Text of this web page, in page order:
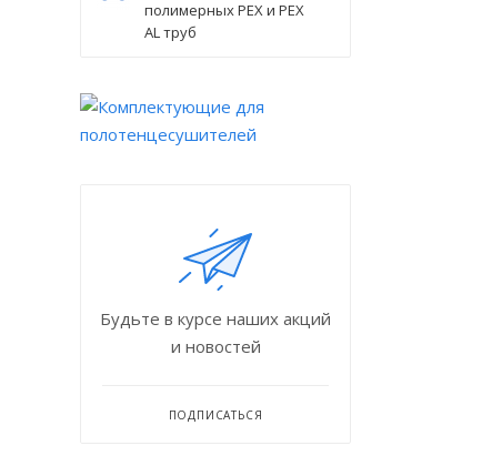
полимерных PEX и PEX
AL труб
Будьте в курсе наших акций
и новостей
ПОДПИСАТЬСЯ